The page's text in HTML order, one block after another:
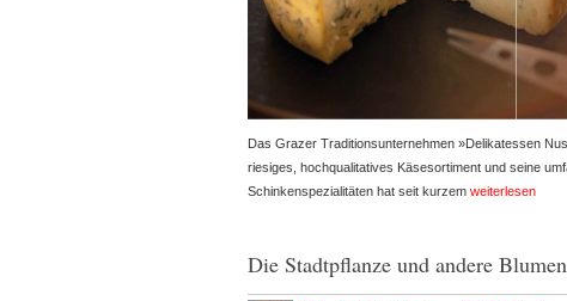
Das Grazer Traditionsunternehmen »Delikatessen
riesiges, hochqualitatives Käsesortiment und seine
Schinkenspezialitäten hat seit kurzem weiterlesen
Die Stadtpflanze und andere Blumen